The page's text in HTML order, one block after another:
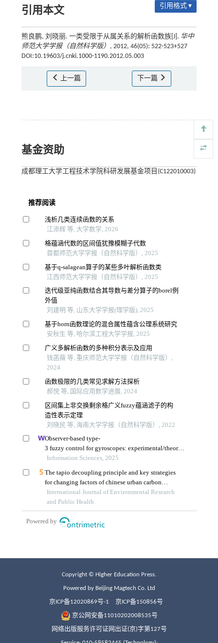
引用本文 引用格式 ▾
熊良鹏, 刘晓丽. 一类受限于从属关系的解析函数族[J]. 华中
师范大学学报（自然科学版） , 2012, 46(05): 522-523+527
DOI:10.19603/j.cnki.1000-1190.2012.05.003
上一篇 下一篇
基金资助
成都理工大学工程技术学院科研发展基金项目(C122010003)
Copyright © Higher Education Press.
Powered by Beijing Magtech Co. Ltd
京ICP备12020869号-1 京ICP备150856号
京公网安备11010202008535号
网络出版服务许可证网出证(京)字第127号